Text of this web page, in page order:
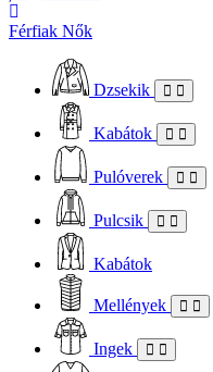
Férfiak Nők
Dzsekik
Kabátok
Pulóverek
Pulcsik
Kabátok
Mellények
Ingek